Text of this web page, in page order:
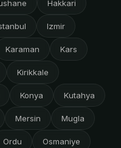
Hakkari
Izmir
Karaman Kars
Kirikkale
Konya Kutahya
Mersin Mugla
Ordu Osmaniye